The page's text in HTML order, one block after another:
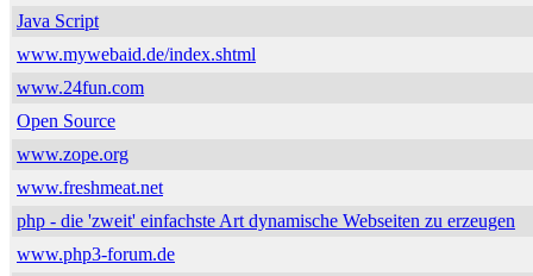
Java Script
www.mywebaid.de/index.shtml
www.24fun.com
Open Source
www.zope.org
www.freshmeat.net
php - die 'zweit' einfachste Art dynamische Webseiten zu erzeugen
www.php3-forum.de